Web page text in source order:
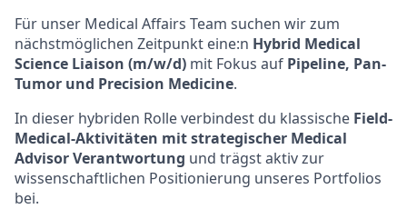
Für unser Medical Affairs Team suchen wir zum
nächstmöglichen Zeitpunkt eine:n Hybrid Medical
Science Liaison (m/w/d) mit Fokus auf Pipeline, Pan-
Tumor und Precision Medicine.
In dieser hybriden Rolle verbindest du klassische Field-
Medical-Aktivitäten mit strategischer Medical
Advisor Verantwortung und trägst aktiv zur
wissenschaftlichen Positionierung unseres Portfolios
bei.